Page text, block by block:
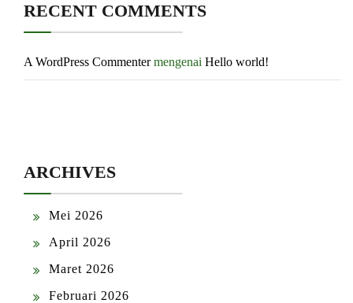
RECENT COMMENTS
A WordPress Commentermengenai Hello world!
ARCHIVES
Mei 2026
April 2026
Maret 2026
Februari 2026